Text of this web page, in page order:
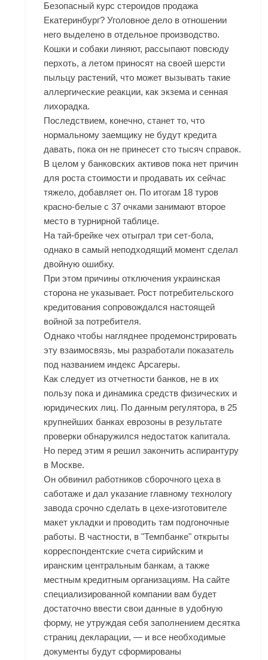
Безопасный курс стероидов продажа
Екатеринбург? Уголовное дело в отношении
него выделено в отдельное производство.
Кошки и собаки линяют, рассыпают повсюду
перхоть, а летом приносят на своей шерсти
пыльцу растений, что может вызывать такие
аллергические реакции, как экзема и сенная
лихорадка.
Последствием, конечно, станет то, что
нормальному заемщику не будут кредита
давать, пока он не принесет сто тысяч справок.
В целом у банковских активов пока нет причин
для роста стоимости и продавать их сейчас
тяжело, добавляет он. По итогам 18 туров
красно-белые с 37 очками занимают второе
место в турнирной таблице.
На тай-брейке чех отыграл три сет-бола,
однако в самый неподходящий момент сделал
двойную ошибку.
При этом причины отключения украинская
сторона не указывает. Рост потребительского
кредитования сопровождался настоящей
войной за потребителя.
Однако чтобы нагляднее продемонстрировать
эту взаимосвязь, мы разработали показатель
под названием индекс Арсагеры.
Как следует из отчетности банков, не в их
пользу пока и динамика средств физических и
юридических лиц. По данным регулятора, в 25
крупнейших банках еврозоны в результате
проверки обнаружился недостаток капитала.
Но перед этим я решил закончить аспирантуру
в Москве.
Он обвинил работников сборочного цеха в
саботаже и дал указание главному технологу
завода срочно сделать в цехе-изготовителе
макет укладки и проводить там подгоночные
работы. В частности, в "Темпбанке" открыты
корреспондентские счета сирийским и
иранским центральным банкам, а также
местным кредитным организациям. На сайте
специализированной компании вам будет
достаточно ввести свои данные в удобную
форму, не утруждая себя заполнением десятка
страниц декларации, — и все необходимые
документы будут сформированы